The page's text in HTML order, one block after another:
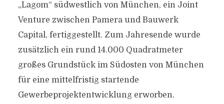
„Lagom“ südwestlich von München, ein Joint
Venture zwischen Pamera und Bauwerk
Capital, fertiggestellt. Zum Jahresende wurde
zusätzlich ein rund 14.000 Quadratmeter
großes Grundstück im Südosten von München
für eine mittelfristig startende
Gewerbeprojektentwicklung erworben.